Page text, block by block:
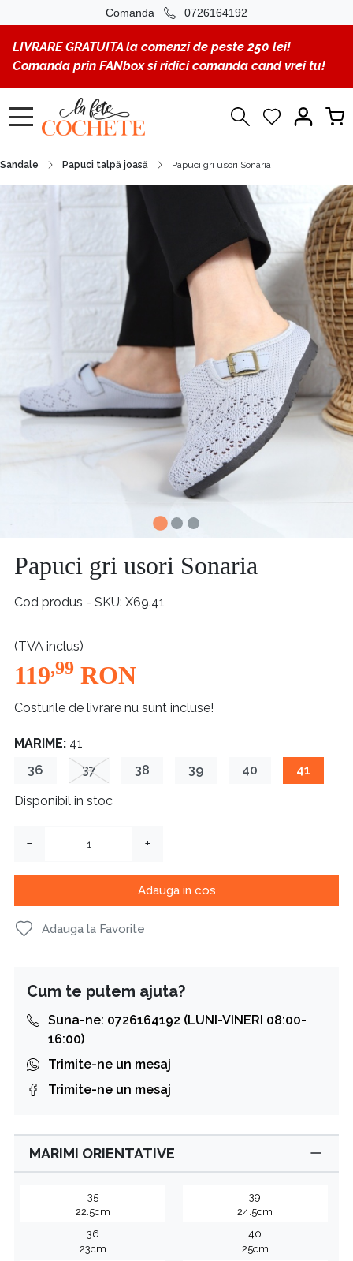
Comanda 0726164192
LIVRARE GRATUITA la comenzi de peste 250 lei!
Comanda prin FANbox si ridici comanda cand vrei tu!
Sandale Papuci talpă joasă Papuci gri usori Sonaria
Papuci gri usori Sonaria
Cod produs - SKU X69.41
119,99 RON
(TVA inclus)
Costurile de livrare nu sunt incluse!
MARIME: 41
36
37 38 39 40 41
Disponibil in stoc
− +
Adauga in cos
Adauga la Favorite
Cum te putem ajuta?
Suna-ne: 0726164192 (LUNI-VINERI 08:00-
16:00)
Trimite-ne un mesaj
Trimite-ne un mesaj
MARIMI ORIENTATIVE
35
22.5cm
36
23cm
39
24.5cm
40
25cm